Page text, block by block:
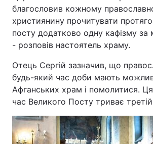
благословив кожному
християнину прочитувати
посту додатково одну кафізму за
- розповів настоятель храму.
Отець Сергій зазначив, що
будь-який час доби мають
Афганських храм і помолитися. Ця
час Великого Посту триває третій